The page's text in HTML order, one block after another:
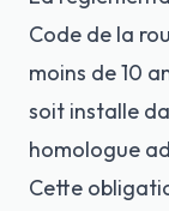
Code de la
moins de 10
soit installe
homologue
Cette